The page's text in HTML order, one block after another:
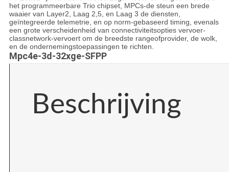
het programmeerbare Trio chipset, MPCs-de steun een brede
waaier van Layer2, Laag 2,5, en Laag 3 de diensten,
geïntegreerde telemetrie, en op norm-gebaseerd timing, evenals
een grote verscheidenheid van connectiviteitsopties vervoer-
classnetwork-vervoert om de breedste rangeofprovider, de wolk,
en de ondernemingstoepassingen te richten.
Mpc4e-3d-32xge-SFPP
Beschrijving